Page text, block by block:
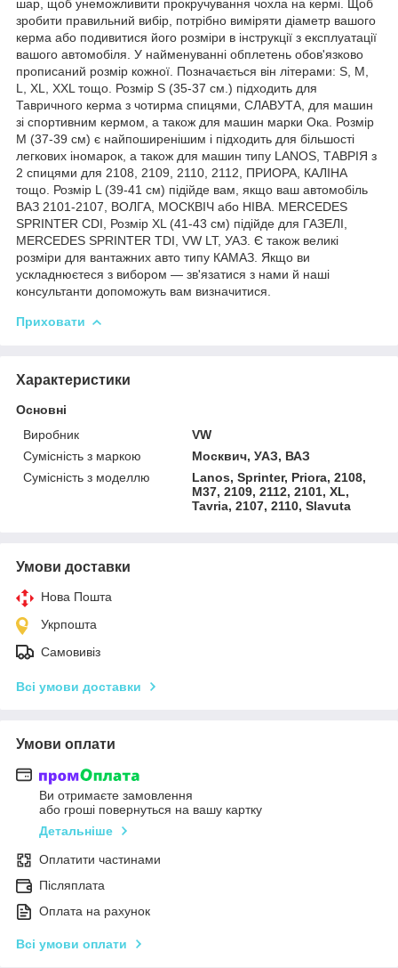
шар, щоб унеможливити прокручування чохла на кермі. Щоб
зробити правильний вибір, потрібно виміряти діаметр вашого
керма або подивитися його розміри в інструкції з експлуатації
вашого автомобіля. У найменуванні обплетень обов'язково
прописаний розмір кожної. Позначається він літерами: S, M,
L, XL, XXL тощо. Розмір S (35-37 см.) підходить для
Тавричного керма з чотирма спицями, СЛАВУТА, для машин
зі спортивним кермом, а також для машин марки Ока. Розмір
M (37-39 см) є найпоширенішим і підходить для більшості
легкових іномарок, а також для машин типу LANOS, ТАВРІЯ з
2 спицями для 2108, 2109, 2110, 2112, ПРИОРА, КАЛІНА
тощо. Розмір L (39-41 см) підійде вам, якщо ваш автомобіль
ВАЗ 2101-2107, ВОЛГА, МОСКВІЧ або НІВА. MERCEDES
SPRINTER СDI, Розмір XL (41-43 см) підійде для ГАЗЕЛІ,
MERCEDES SPRINTER TDI, VW LT, УАЗ. Є також великі
розміри для вантажних авто типу КАМАЗ. Якщо ви
ускладнюєтеся з вибором — зв'язатися з нами й наші
консультанти допоможуть вам визначитися.
Приховати
Характеристики
Основні
Виробник
VW
Сумісність з маркою
Москвич, УАЗ, ВАЗ
Сумісність з моделлю
Lanos, Sprinter, Priora, 2108,
M37, 2109, 2112, 2101, XL,
Tavria, 2107, 2110, Slavuta
Умови доставки
Нова Пошта
Укрпошта
Самовивіз
Всі умови доставки
Умови оплати
Ви отримаєте замовлення
або гроші повернуться на вашу картку
Детальніше
Оплатити частинами
Післяплата
Оплата на рахунок
Всі умови оплати